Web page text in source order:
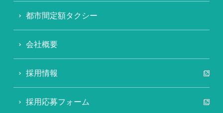
都市間定額タクシー
会社概要
採用情報
採用応募フォーム